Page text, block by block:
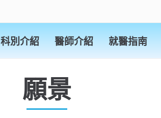
科別介紹 醫師介紹 就醫指南
願景